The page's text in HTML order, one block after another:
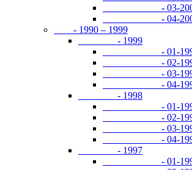
- 03-
- 04-
- 1990 – 1999
- 1999
- 01-
- 02-
- 03-
- 04-
- 1998
- 01-
- 02-
- 03-
- 04-
- 1997
- 01-